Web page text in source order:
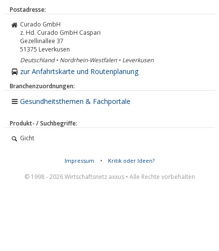
Postadresse:
Curado GmbH
z. Hd. Curado GmbH Caspari
Gezellinallee 37
51375 Leverkusen
Deutschland • Nordrhein-Westfalen • Leverkusen
zur Anfahrtskarte und Routenplanung
Branchenzuordnungen:
Gesundheitsthemen & Fachportale
Produkt- / Suchbegriffe:
Gicht
Impressum • Kritik oder Ideen?
© 1998 - 2026 Wirtschaftsnetz axxus • Alle Rechte vorbehalten